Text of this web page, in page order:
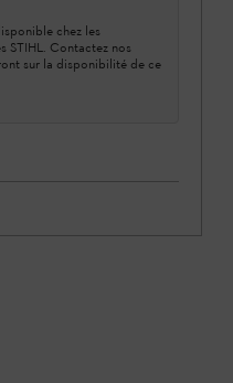
chez les
STIHL. Contactez nos
sur la disponibilité de ce